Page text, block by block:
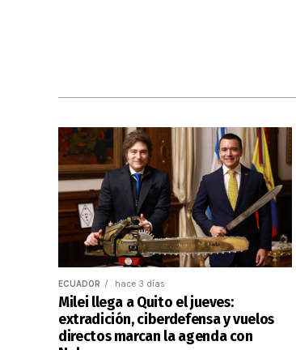
ECUADOR hace 3 días
Milei llega a Quito el jueves:
extradición, ciberdefensa y vuelos
directos marcan la agenda con